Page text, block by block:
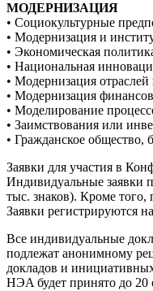
МОДЕРНИЗАЦИЯ
• Социокультурные
• Модернизация и
• Экономическая
• Национальная
• Модернизация отраслей
• Модернизация
• Моделирование
• Заимствования или
• Гражданское
Заявки для участия в
Индивидуальные заявки
тыс. знаков). Кроме
Заявки регистрируются
Все индивидуальные
подлежат анонимному
докладов и
НЭA будет принято до 20